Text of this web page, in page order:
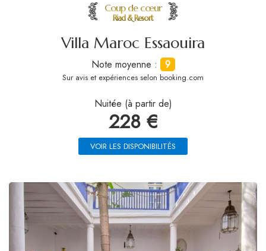
Villa Maroc Essaouira
Note moyenne : 9
Sur avis et expériences selon booking.com
Coup de cœur
Riad & Resort
Nuitée (à partir de)
228 €
VOIR LES DISPONIBILITÉS